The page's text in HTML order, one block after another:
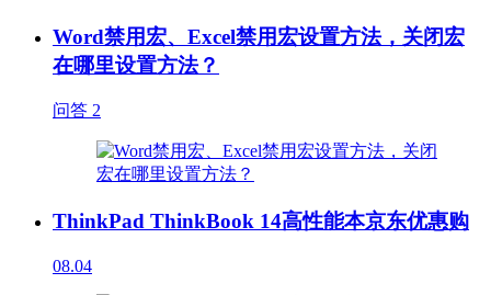
Word禁用宏、Excel禁用宏设置方法，关闭宏
在哪里设置方法？
问答 2
ThinkPad ThinkBook 14高性能本京东优惠购
08.04